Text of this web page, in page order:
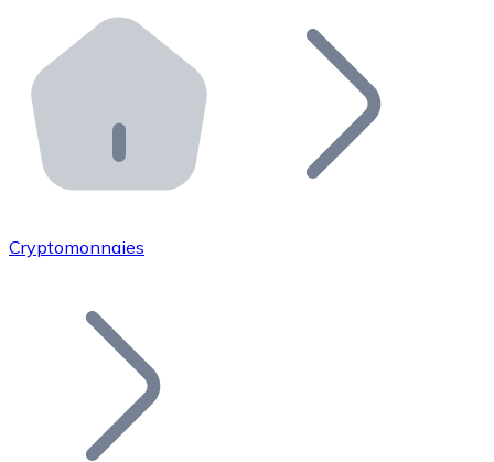
Distributeurs automatiques Bitnovo
Intégrez un ATM Bitnovo dans votre entreprise et
API Bitnovo
Intégrez notre API dans votre écosystème.
Rejoignez notre réseau de distributeurs et
Ajoutez le token de votre projet à notre service
Cryptomonnaies